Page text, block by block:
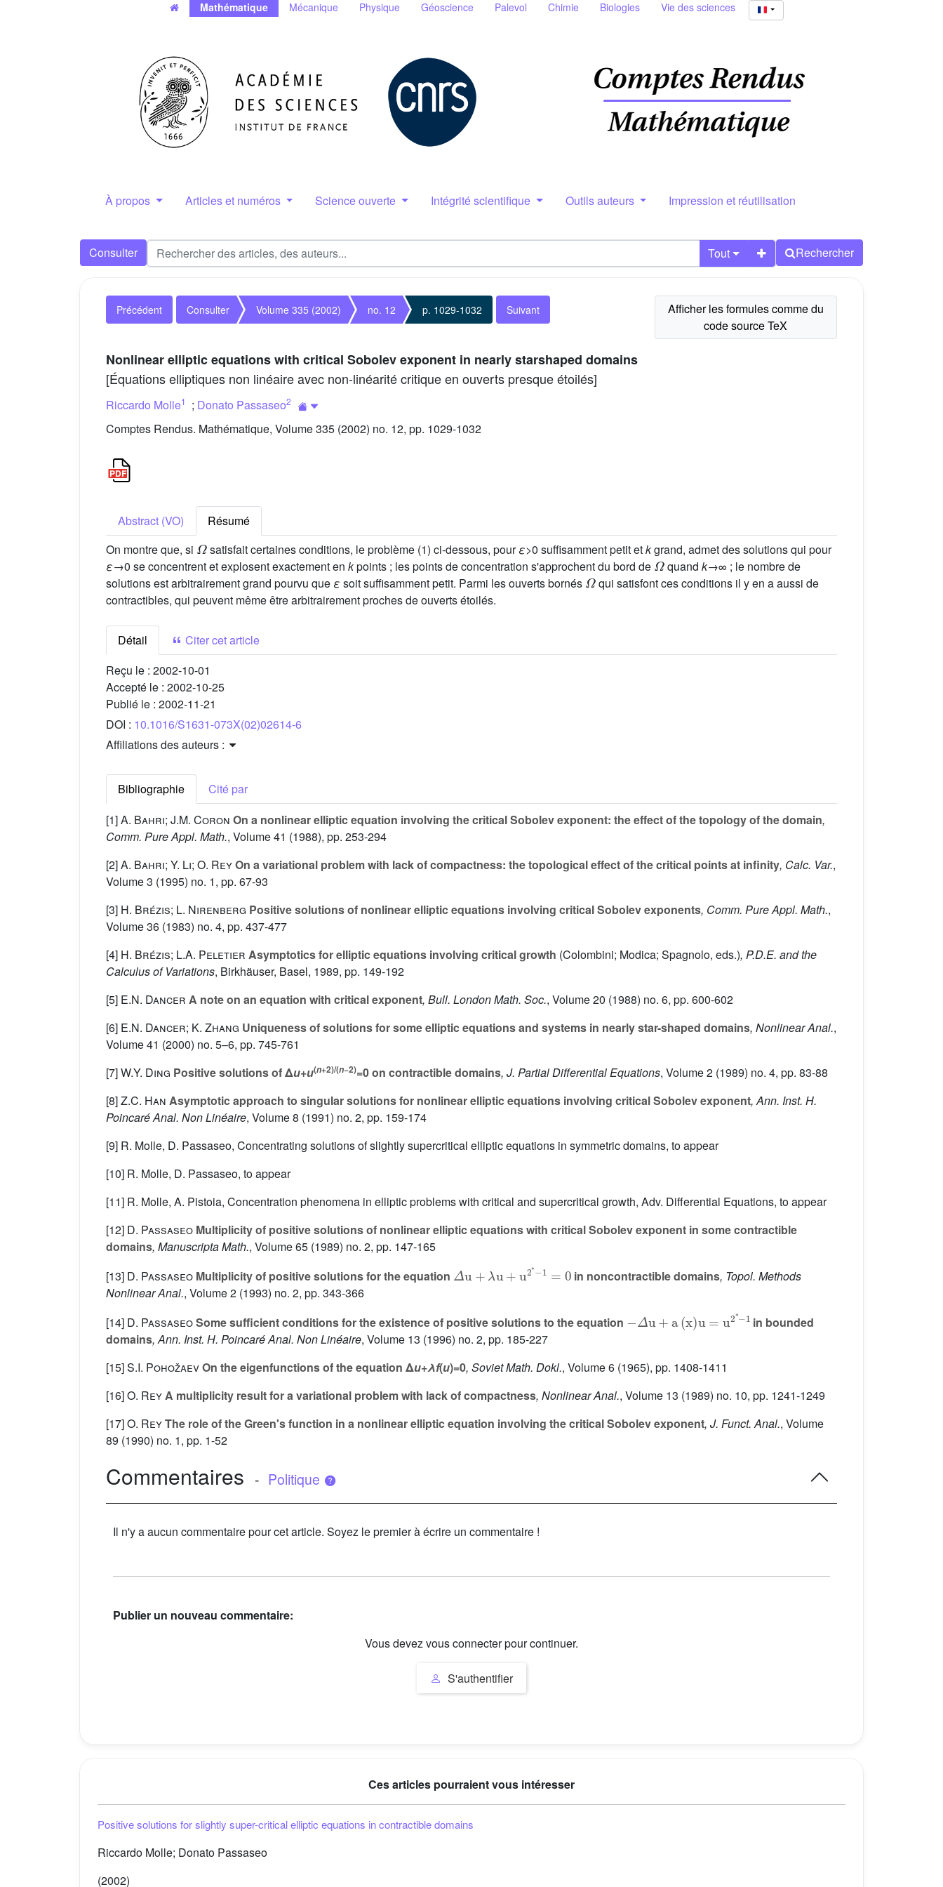
Mathématique Mécanique Physique Géoscience Palevol Chimie Biologies Vie des sciences
À propos Articles et numéros Science ouverte Intégrité scientifique Outils auteurs Impression et réutilisation
Consulter Tout Rechercher
Précédent Consulter Volume 335 (2002) no. 12 p. 1029-1032 Suivant
Nonlinear elliptic equations with critical Sobolev exponent in nearly starshaped domains
[Équations elliptiques non linéaire avec non-linéarité critique en ouverts presque étoilés]
Riccardo Molle1 ; Donato Passaseo2
Comptes Rendus. Mathématique, Volume 335 (2002) no. 12, pp. 1029-1032
Abstract (VO)
Résumé
On montre que, si
satisfait certaines conditions, le problème (1) ci-dessous, pourε>0 suffisamment petit etkgrand, admet des solutions qui pour
ε→0 se concentrent et explosent exactement en kpoints ; les points de concentration s'approchent du bord de
Ω
quand k→∞ ; le nombre de
solutions est arbitrairement grand pourvu que ε soit suffisamment petit. Parmi les ouverts bornés
Ω
qui satisfont ces conditions il y en a aussi de
contractibles, qui peuvent même être arbitrairement proches de ouverts étoilés.
Détail
Citer cet article
Reçu le : 2002-10-01
Accepté le : 2002-10-25
Publié le : 2002-11-21
DOI : 10.1016/S1631-073X(02)02614-6
Affiliations des auteurs :
Bibliographie
Cité par
[1]A. Bahri; J.M. Coron On a nonlinear elliptic equation involving the critical Sobolev exponent: the effect of the topology of the domain,
Comm. Pure Appl. Math., Volume 41 (1988), pp. 253-294
[2]A. Bahri; Y. Li; O. ReyOn a variational problem with lack of compactness: the topological effect of the critical points at infinity, Calc. Var.,
Volume 3 (1995) no. 1, pp. 67-93
[3] H. Brézis; L. Nirenberg Positive solutions of nonlinear elliptic equations involving critical Sobolev exponents, Comm. Pure Appl. Math.,
Volume 36 (1983) no. 4, pp. 437-477
[4] H. Brézis; L.A. Peletier Asymptotics for elliptic equations involving critical growth (Colombini; Modica; Spagnolo, eds.), P.D.E. and the
Calculus of Variations, Birkhäuser, Basel, 1989, pp. 149-192
[5] E.N. Dancer A note on an equation with critical exponent, Bull. London Math. Soc., Volume 20 (1988) no. 6, pp. 600-602
[6] E.N. Dancer; K. Zhang Uniqueness of solutions for some elliptic equations and systems in nearly star-shaped domains, Nonlinear Anal.,
Volume 41 (2000) no. 5–6, pp. 745-761
[7]W.Y. Ding Positive solutions of Δu+u(n+2)/(n−2)=0 on contractible domains, J. Partial Differential Equations, Volume 2 (1989) no. 4, pp. 83-88
[8]Z.C. Han Asymptotic approach to singular solutions for nonlinear elliptic equations involving critical Sobolev exponent, Ann. Inst. H.
Poincaré Anal. Non Linéaire, Volume 8 (1991) no. 2, pp. 159-174
[9] R. Molle, D. Passaseo, Concentrating solutions of slightly supercritical elliptic equations in symmetric domains, to appear
[10] R. Molle, D. Passaseo, to appear
[11] R. Molle, A. Pistoia, Concentration phenomena in elliptic problems with critical and supercritical growth, Adv. Differential Equations, to appear
[12] D. Passaseo Multiplicity of positive solutions of nonlinear elliptic equations with critical Sobolev exponent in some contractible
domains, Manuscripta Math., Volume 65 (1989) no. 2, pp. 147-165
[13] D. Passaseo Multiplicity of positive solutions for the equation
Δ -1 =
in noncontractible domains, Topol. Methods
Nonlinear Anal., Volume 2 (1993) no. 2, pp. 343-366
[14] D. PassaseoSome sufficient conditions for the existence of positive solutions to the equation
u u =
in bounded
domains, Ann. Inst. H. Poincaré Anal. Non Linéaire, Volume 13 (1996) no. 2, pp. 185-227
[15]S.I. PohožaevOn the eigenfunctions of the equation Δu+λf(u)=0, Soviet Math. Dokl., Volume 6 (1965), pp. 1408-1411
[16]O. ReyA multiplicity result for a variational problem with lack of compactness, Nonlinear Anal., Volume 13 (1989) no. 10, pp. 1241-1249
[17]O. ReyThe role of the Green's function in a nonlinear elliptic equation involving the critical Sobolev exponent, J. Funct. Anal., Volume
89 (1990) no. 1, pp. 1-52
Commentaires - Politique
Il n'y a aucun commentaire pour cet article. Soyez le premier à écrire un commentaire !
Publier un nouveau commentaire:
Vous devez vous connecter pour continuer.
S'authentifier
Ces articles pourraient vous intéresser
Positive solutions for slightly super-critical elliptic equations in contractible domains
Riccardo Molle; Donato Passaseo
(2002)